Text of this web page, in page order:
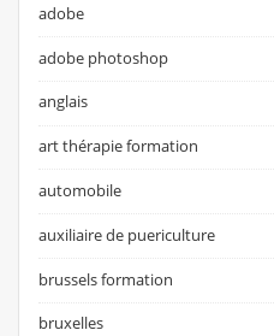
adobe
adobe photoshop
anglais
art thérapie formation
automobile
auxiliaire de puericulture
brussels formation
bruxelles